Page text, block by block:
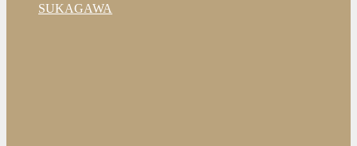
SUKAGAWA